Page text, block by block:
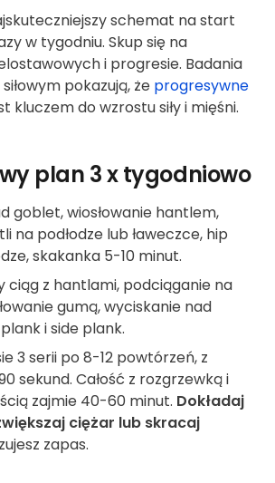
schemat na start
w tygodniu. Skup się na
i progresie. Badania
pokazują, że progresywne
kluczem do wzrostu siły i mięśni.
plan 3 x tygodniowo
goblet, wiosłowanie hantlem,
na podłodze lub ławeczce, hip
skakanka 5-10 minut.
ciąg z hantlami, podciąganie na
gumą, wyciskanie nad
i side plank.
3 serii po 8-12 powtórzeń, z
sekund. Całość z rozgrzewką i
zajmie 40-60 minut. Dokładaj
ciężar lub skracaj
zapas.